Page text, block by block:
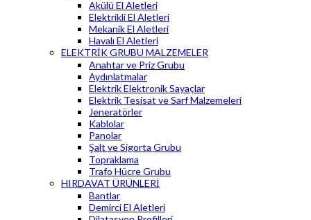
Akülü El Aletleri
Elektrikli El Aletleri
Mekanik El Aletleri
Havalı El Aletleri
ELEKTRİK GRUBU MALZEMELER
Anahtar ve Priz Grubu
Aydınlatmalar
Elektrik Elektronik Sayaçlar
Elektrik Tesisat ve Sarf Malzemeleri
Jeneratörler
Kablolar
Panolar
Şalt ve Sigorta Grubu
Topraklama
Trafo Hücre Grubu
HIRDAVAT ÜRÜNLERİ
Bantlar
Demirci El Aletleri